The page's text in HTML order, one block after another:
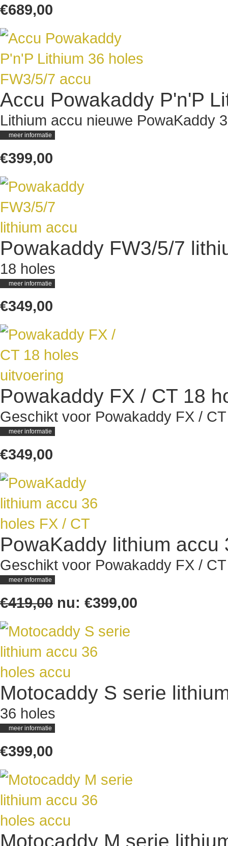
€689,00
Accu Powakaddy P'n'P
Lithium accu nieuwe PowaKaddy
meer informatie
€399,00
Powakaddy FW3/5/7
18 holes
meer informatie
€349,00
Powakaddy FX / CT 18
Geschikt voor Powakaddy FX /
meer informatie
€349,00
PowaKaddy lithium accu
Geschikt voor Powakaddy FX /
meer informatie
€419,00 nu: €399,00
Motocaddy S serie
36 holes
meer informatie
€399,00
Motocaddy M serie